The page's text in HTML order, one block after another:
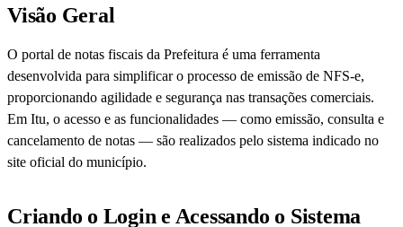
Visão Geral
O portal de notas fiscais da Prefeitura é uma ferramenta
desenvolvida para simplificar o processo de emissão de NFS-e,
proporcionando agilidade e segurança nas transações comerciais.
Em Itu, o acesso e as funcionalidades — como emissão, consulta e
cancelamento de notas — são realizados pelo sistema indicado no
site oficial do município.
Criando o Login e Acessando o Sistema